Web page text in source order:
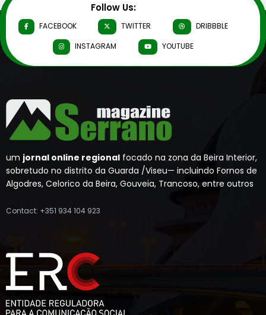
Follow Us:
FACEBOOK TWITTER
DRIBBBLE
INSTAGRAM
YOUTUBE
um jornal online regional focado na zona da Beira Interior,
sobretudo no distrito da Guarda /Viseu— incluindo Fornos de
Algodres, Celorico da Beira, Gouveia, Trancoso, entre outros
Contact: +351 934 104 923